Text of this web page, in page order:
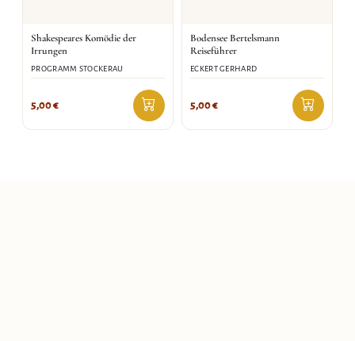
Shakespeares Komödie der
Irrungen
PROGRAMM STOCKERAU
5,00€
Bodensee Bertelsmann
Reiseführer
ECKERT GERHARD
5,00€